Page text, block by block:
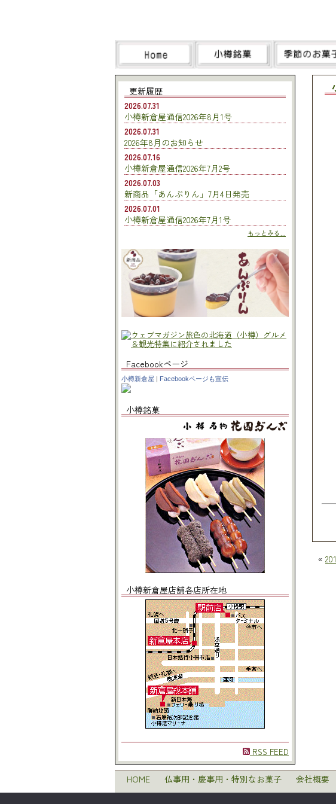
更新履歴
2026.07.31
小樽新倉屋通信2026年8月1号
2026.07.31
2026年8月のお知らせ
2026.07.16
小樽新倉屋通信2026年7月2号
2026.07.03
新商品「あんぷりん」7月4日発売
2026.07.01
小樽新倉屋通信2026年7月1号
もっとみる...
Facebookページ
小樽新倉屋 | Facebookページも宣伝
小樽銘菓
小樽新倉屋店舗各店所在地
RSS FEED
«
HOME 仏事用・慶事用・特別なお菓子 会社概要